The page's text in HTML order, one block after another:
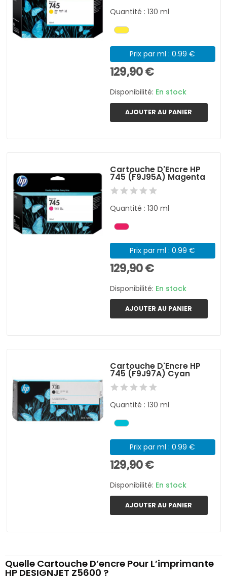
Quantité : 130 ml
Prix par ml : 0.99 €
129,90 €
Disponibilité: En stock
AJOUTER AU PANIER
Cartouche D'Encre HP
745 (F9J95A) Magenta
Quantité : 130 ml
Prix par ml : 0.99 €
129,90 €
Disponibilité: En stock
AJOUTER AU PANIER
Cartouche D'Encre HP
745 (F9J97A) Cyan
Quantité : 130 ml
Prix par ml : 0.99 €
129,90 €
Disponibilité: En stock
AJOUTER AU PANIER
Quelle Cartouche D’encre Pour L’imprimante
HP DESIGNJET Z5600 ?